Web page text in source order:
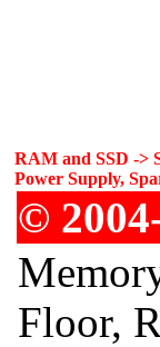
RAM and SSD ->
Power Supply,
©
Floor,